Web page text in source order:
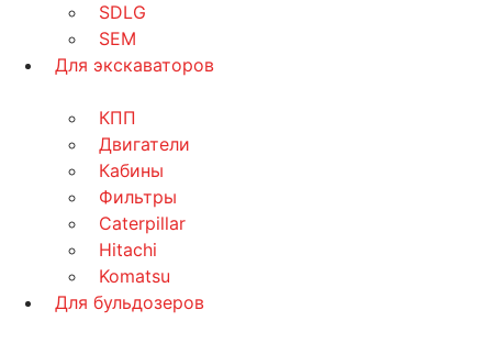
SDLG
SEM
Для экскаваторов
КПП
Двигатели
Кабины
Фильтры
Caterpillar
Hitachi
Komatsu
Для бульдозеров